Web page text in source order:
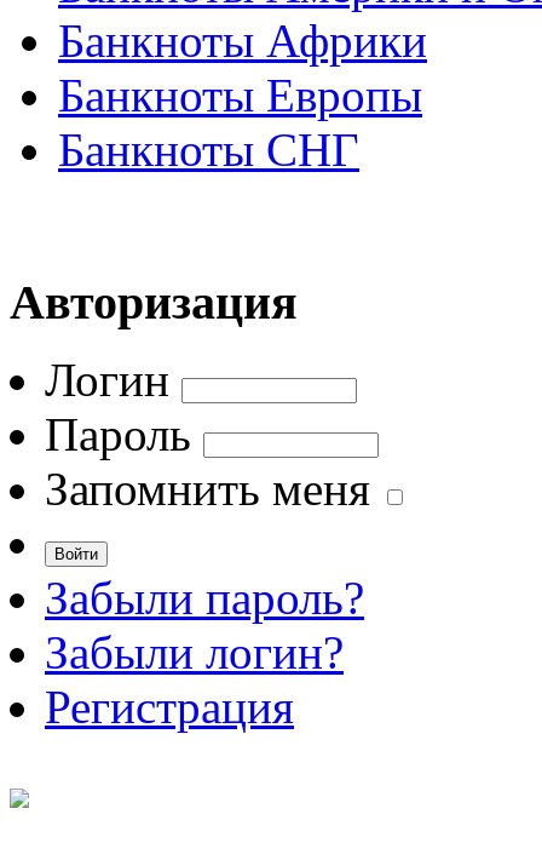
Банкноты Африки
Банкноты Европы
Банкноты СНГ
Авторизация
Логин
Пароль
Запомнить меня
Забыли пароль?
Забыли логин?
Регистрация